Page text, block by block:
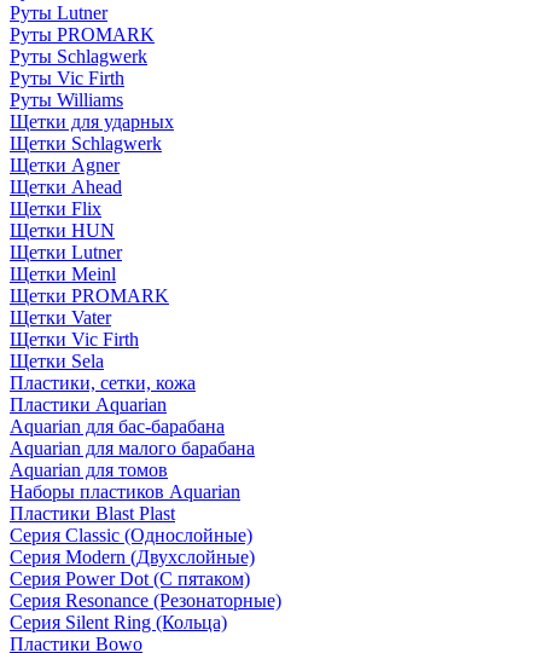
Руты Lutner
Руты PROMARK
Руты Schlagwerk
Руты Vic Firth
Руты Williams
Щетки для ударных
Щетки Schlagwerk
Щетки Agner
Щетки Ahead
Щетки Flix
Щетки HUN
Щетки Lutner
Щетки Meinl
Щетки PROMARK
Щетки Vater
Щетки Vic Firth
Щетки Sela
Пластики, сетки, кожа
Пластики Aquarian
Aquarian для бас-барабана
Aquarian для малого барабана
Aquarian для томов
Наборы пластиков Aquarian
Пластики Blast Plast
Серия Classic (Однослойные)
Серия Modern (Двухслойные)
Серия Power Dot (С пятаком)
Серия Resonance (Резонаторные)
Серия Silent Ring (Кольца)
Пластики Bowo